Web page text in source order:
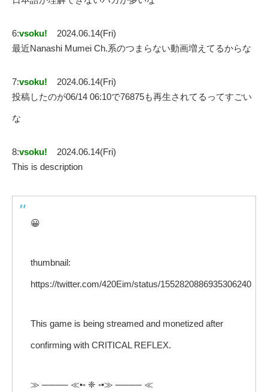
6:vsoku!
2024.06.14(Fri)
最近Nanashi Mumei Ch.系のつまらない動画増えてるからな
7:vsoku!
2024.06.14(Fri)
投稿したのが06/14 06:10で76875も再生されてるってすごい
な
8:vsoku!
2024.06.14(Fri)
This is description
😀
thumbnail:
https://twitter.com/420Eim/status/1552820886935306240
This game is being streamed and monetized after
confirming with CRITICAL REFLEX.
≫ ──── ≪•◦ ❈ ◦•≫ ──── ≪